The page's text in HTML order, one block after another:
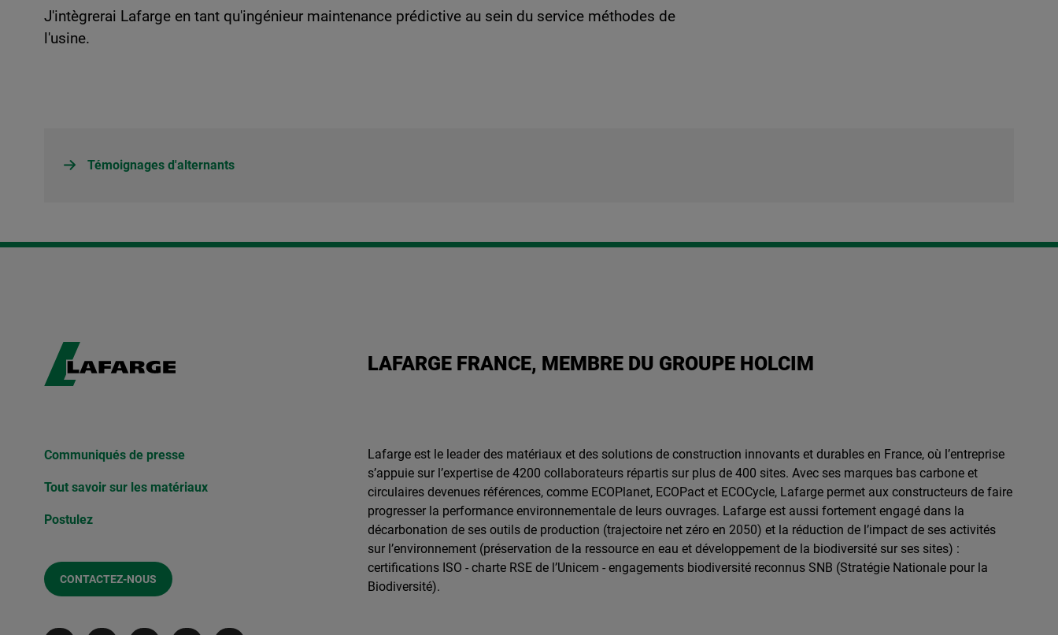
J'intègrerai Lafarge en tant qu'ingénieur maintenance prédictive au sein du service méthodes de
l'usine.
Témoignages d'alternants
LAFARGE FRANCE, MEMBRE DU GROUPE HOLCIM
Communiqués de presse​
Tout savoir sur les matériaux
Postulez
CONTACTEZ-NOUS
Lafarge est le leader des matériaux et des solutions de construction innovants et durables en France, où l’entreprise
s’appuie sur l’expertise de 4200 collaborateurs répartis sur plus de 400 sites. Avec ses marques bas carbone et
circulaires devenues références, comme ECOPlanet, ECOPact et ECOCycle, Lafarge permet aux constructeurs de faire
progresser la performance environnementale de leurs ouvrages. Lafarge est aussi fortement engagé dans la
décarbonation de ses outils de production (trajectoire net zéro en 2050) et la réduction de l’impact de ses activités
sur l’environnement (préservation de la ressource en eau et développement de la biodiversité sur ses sites) :
certifications ISO - charte RSE de l’Unicem - engagements biodiversité reconnus SNB (Stratégie Nationale pour la
Biodiversité).